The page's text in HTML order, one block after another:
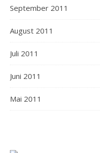
September 2011
August 2011
Juli 2011
Juni 2011
Mai 2011